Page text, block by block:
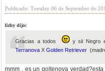
Publicado: Tuesday 06 de September de
lizhy dijo:
Gracias a todos
y sii Negro
Terranova X Golden Retriever
mmm , es un goltenova